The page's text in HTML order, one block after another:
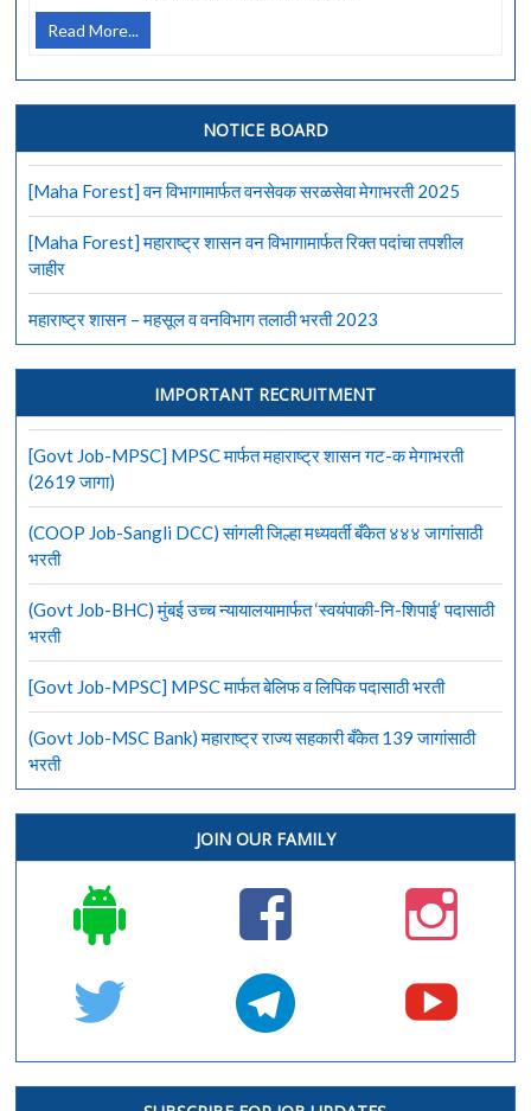
Read More...
Job-
BMC)
बृहन्मुंबई
महापालिकेत
कामगार
पदासाठी
सरळसेवा
NOTICE BOARD
[Maha Forest] वन विभागामार्फत वनसेवक सरळसेवा मेगाभरती 2025
[Maha Forest] महाराष्ट्र शासन वन विभागामार्फत रिक्त पदांचा तपशील
जाहीर
महाराष्ट्र शासन – महसूल व वनविभाग तलाठी भरती 2023
IMPORTANT RECRUITMENT
[Govt Job-MPSC] MPSC मार्फत महाराष्ट्र शासन गट-क मेगाभरती
(2619 जागा)
(COOP Job-Sangli DCC) सांगली जिल्हा मध्यवर्ती बँकेत ४४४ जागांसाठी
भरती
(Govt Job-BHC) मुंबई उच्च न्यायालयामार्फत ‘स्वयंपाकी-नि-शिपाई’ पदासाठी
भरती
[Govt Job-MPSC] MPSC मार्फत बेलिफ व लिपिक पदासाठी भरती
(Govt Job-MSC Bank) महाराष्ट्र राज्य सहकारी बँकेत 139 जागांसाठी
भरती
JOIN OUR FAMILY